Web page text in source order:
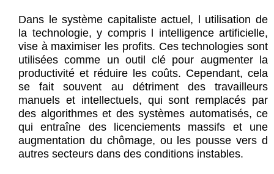
Dans le système capitaliste actuel, l utilisation de
la technologie, y compris l intelligence artificielle,
vise à maximiser les profits. Ces technologies sont
utilisées comme un outil clé pour augmenter la
productivité et réduire les coûts. Cependant, cela
se fait souvent au détriment des travailleurs
manuels et intellectuels, qui sont remplacés par
des algorithmes et des systèmes automatisés, ce
qui entraîne des licenciements massifs et une
augmentation du chômage, ou les pousse vers d
autres secteurs dans des conditions instables.